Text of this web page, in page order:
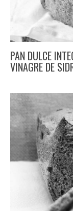
PAN DULCE
VINAGRE DE